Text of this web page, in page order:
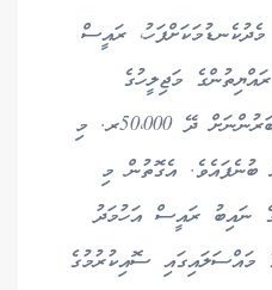
ރައީސް
މަޖިލީހުގެ
ޕީއެންސީއަށް ނިސްބަތްވާ މެންބަރުންނަށް ދޭ 50،000ރ. މި
ބުނެފައެވެ. އެގޮތުން މި
ނައިބު ރައީސް އަހުމަދު
މައްސަލައިގައި ސޮއިކުރުމުގެ